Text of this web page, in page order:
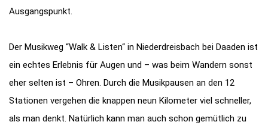
Ausgangspunkt.
Der Musikweg “Walk & Listen“ in Niederdreisbach bei Daaden ist
ein echtes Erlebnis für Augen und – was beim Wandern sonst
eher selten ist – Ohren. Durch die Musikpausen an den 12
Stationen vergehen die knappen neun Kilometer viel schneller,
als man denkt. Natürlich kann man auch schon gemütlich zu